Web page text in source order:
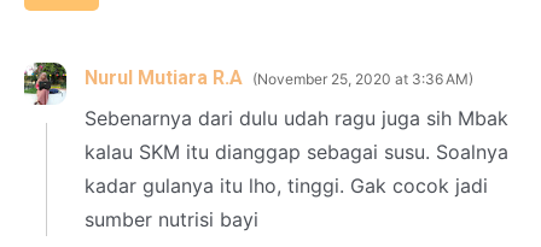
Nurul Mutiara R.A November 25, 2020 at 3:36 AM
Sebenarnya dari dulu udah ragu juga sih Mbak
kalau SKM itu dianggap sebagai susu. Soalnya
kadar gulanya itu lho, tinggi. Gak cocok jadi
sumber nutrisi bayi